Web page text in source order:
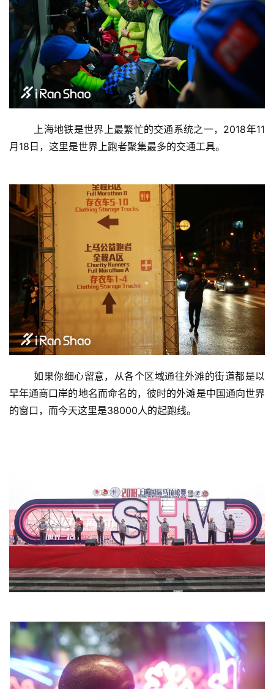
月18日，这里是世界上跑者聚集最多的交通工具。
	如果你细心留意，从各个区域通往外滩的街道都是以
早年通商口岸的地名而命名的，彼时的外滩是中国通向世界
的窗口，而今天这里是38000人的起跑线。